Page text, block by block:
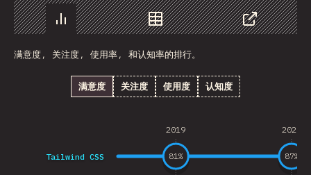
数据
分享
满意度, 关注度, 使用率, 和认知率的排行。
满意度 关注度 使用度 认知度
2019 2020
Tailwind CSS 81% 87%